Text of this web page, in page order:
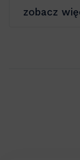
zobacz